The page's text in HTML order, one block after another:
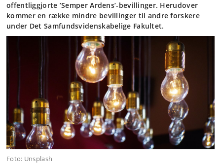
offentliggjorte ’Semper Ardens’-bevillinger. Herudover
kommer en række mindre bevillinger til andre forskere
under Det Samfundsvidenskabelige Fakultet.
Foto: Unsplash